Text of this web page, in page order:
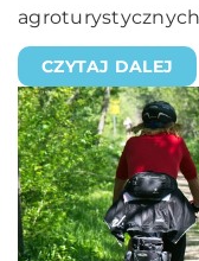
CZYTAJ DALEJ